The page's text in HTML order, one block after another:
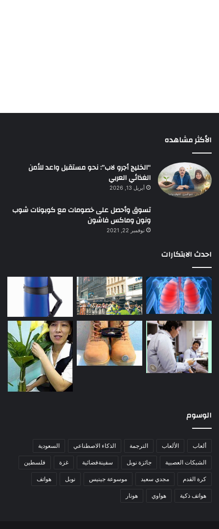
الأكثر مشاهده
“الخليج أجرو لاب”: نحو مستقبل واعد للأمن
الغذائي العربي
أبريل 13, 2026
تسوق وأحصل على خصومات مع كوبونات شوب
ونون وماكس فاشون
نوفمبر 22, 2021
احدث الابتكارات
الوسوم
ألعاب الألعاب الترجمة الذكاء الاصطناعي السعودية
الشبكات العصبية جائزة نوبل سفينةفضائية غزة فلسطين
كرة القدم مجدي سعيد موسوعة جينيس نوبل هواتف
هواتف ذكية هواوي هونار